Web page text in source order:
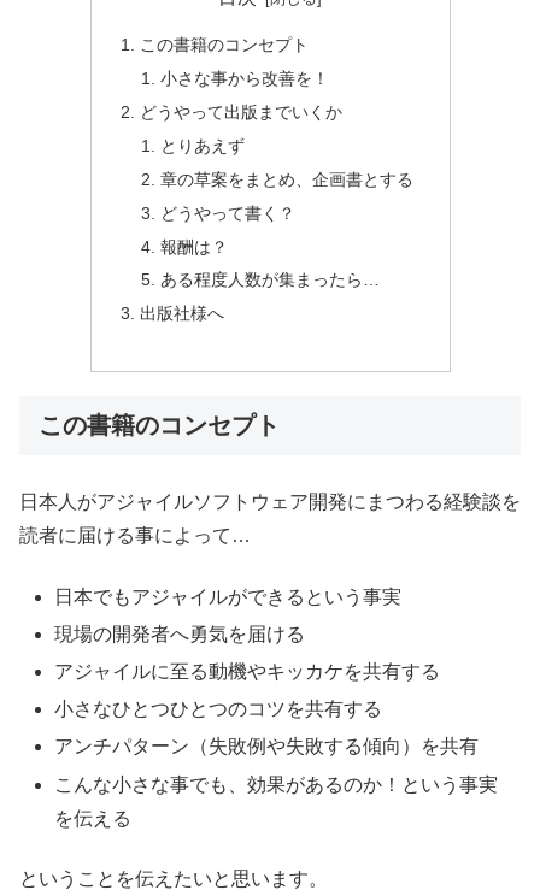
この書籍のコンセプト
小さな事から改善を！
どうやって出版までいくか
とりあえず
章の草案をまとめ、企画書とする
どうやって書く？
報酬は？
ある程度人数が集まったら…
出版社様へ
この書籍のコンセプト
日本人がアジャイルソフトウェア開発にまつわる経験談を
読者に届ける事によって…
日本でもアジャイルができるという事実
現場の開発者へ勇気を届ける
アジャイルに至る動機やキッカケを共有する
小さなひとつひとつのコツを共有する
アンチパターン（失敗例や失敗する傾向）を共有
こんな小さな事でも、効果があるのか！という事実
を伝える
ということを伝えたいと思います。